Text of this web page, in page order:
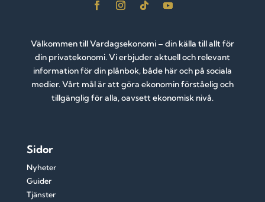
Välkommen till Vardagsekonomi – din källa till allt för
din privatekonomi. Vi erbjuder aktuell och relevant
information för din plånbok, både här och på sociala
medier. Vårt mål är att göra ekonomin förståelig och
tillgänglig för alla, oavsett ekonomisk nivå.
Sidor
Nyheter
Guider
Tjänster